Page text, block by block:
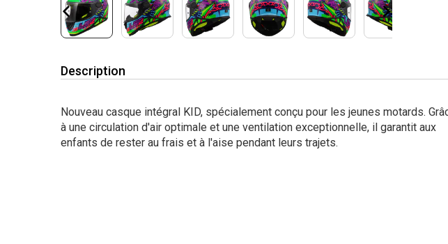
Description
Nouveau casque intégral KID, spécialement conçu pour les jeunes motards.
à une circulation d'air optimale et une ventilation exceptionnelle, il garantit aux
enfants de rester au frais et à l'aise pendant leurs trajets.